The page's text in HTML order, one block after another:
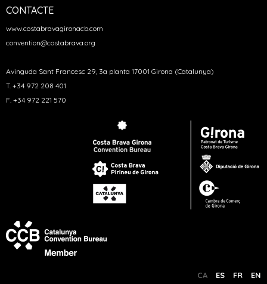
CONTACTE
www.costabravagironacb.com
convention@costabrava.org
Avinguda Sant Francesc 29, 3a planta 17001 Girona (Catalunya)
T. +34 972 208 401
F. +34 972 221 570
CA ES FR EN